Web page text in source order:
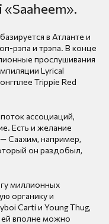
в Атланте и
рэпа и трэпа. В конце
прослушивания
Lyrical
Trippie Red
ассоциаций,
Есть и желание
Саахим, например,
он раздобыл,
миллионных
органику и
Carti и Young Thug,
ей вполне можно